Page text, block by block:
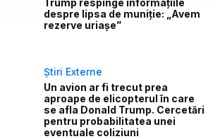
despre lipsa de muniție: „Avem
rezerve uriașe”
Știri Externe
Un avion ar fi trecut prea
aproape de elicopterul în care
se afla Donald Trump. Cercetări
pentru probabilitatea unei
eventuale coliziuni